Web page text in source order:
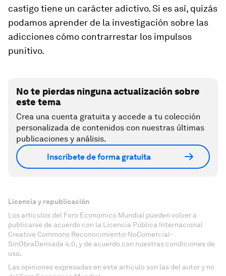
castigo tiene un carácter adictivo. Si es así, quizás
podamos aprender de la investigación sobre las
adicciones cómo contrarrestar los impulsos
punitivo.
No te pierdas ninguna actualización sobre
este tema
Crea una cuenta gratuita y accede a tu colección
personalizada de contenidos con nuestras últimas
publicaciones y análisis.
Inscríbete de forma gratuita
Licencia y republicación
Los artículos del Foro Económico Mundial pueden volver a
publicarse de acuerdo con la Licencia Pública Internacional
Creative Commons Reconocimiento-NoComercial-
SinObraDerivada 4.0, y de acuerdo con nuestras condiciones de
uso.
Las opiniones expresadas en este artículo son las del autor y no